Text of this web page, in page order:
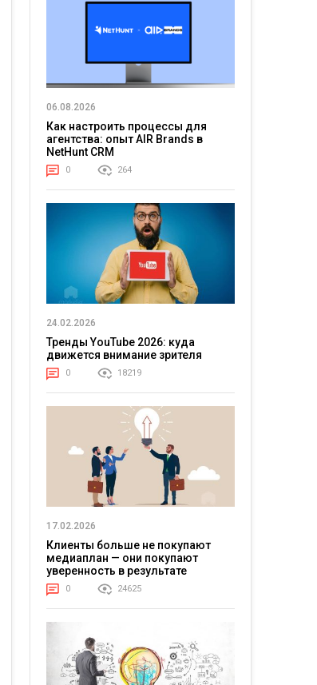
06.08.2026
Как настроить процессы для
агентства: опыт AIR Brands в
NetHunt CRM
0 264
24.02.2026
Тренды YouTube 2026: куда
движется внимание зрителя
0 18219
17.02.2026
Клиенты больше не покупают
медиаплан — они покупают
уверенность в результате
0 24625